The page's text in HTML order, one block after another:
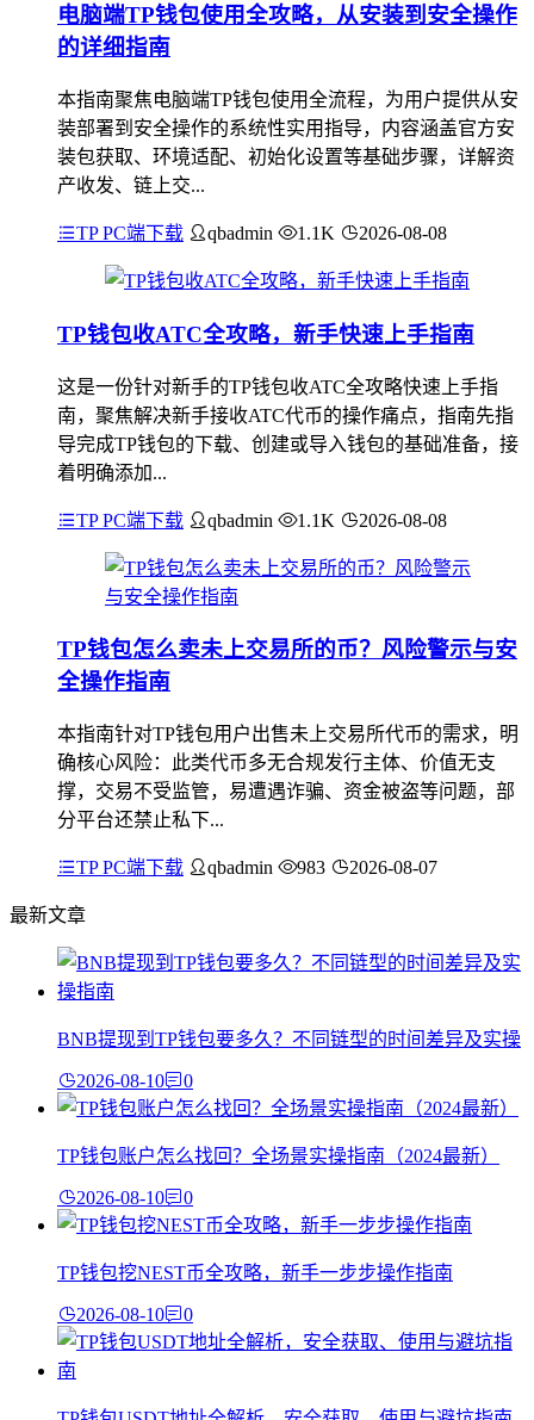
电脑端TP钱包使用全攻略，从安装到安全操作
的详细指南
本指南聚焦电脑端TP钱包使用全流程，为用户提供从安
装部署到安全操作的系统性实用指导，内容涵盖官方安
装包获取、环境适配、初始化设置等基础步骤，详解资
产收发、链上交...
TP PC端下载 qbadmin 1.1K 2026-08-08
TP钱包收ATC全攻略，新手快速上手指南
这是一份针对新手的TP钱包收ATC全攻略快速上手指
南，聚焦解决新手接收ATC代币的操作痛点，指南先指
导完成TP钱包的下载、创建或导入钱包的基础准备，接
着明确添加...
TP PC端下载 qbadmin 1.1K 2026-08-08
TP钱包怎么卖未上交易所的币？风险警示与安
全操作指南
本指南针对TP钱包用户出售未上交易所代币的需求，明
确核心风险：此类代币多无合规发行主体、价值无支
撑，交易不受监管，易遭遇诈骗、资金被盗等问题，部
分平台还禁止私下...
TP PC端下载 qbadmin 983 2026-08-07
最新文章
BNB提现到TP钱包要多久？不同链型的时间差异及实操
2026-08-10 0
TP钱包账户怎么找回？全场景实操指南（2024最新）
2026-08-10 0
TP钱包挖NEST币全攻略，新手一步步操作指南
2026-08-10 0